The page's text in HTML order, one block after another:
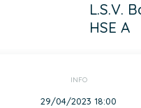
L.S.V.
HSE A
INFO
29/04/2023 18:00